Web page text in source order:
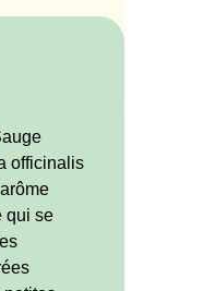
officinalis
qui se